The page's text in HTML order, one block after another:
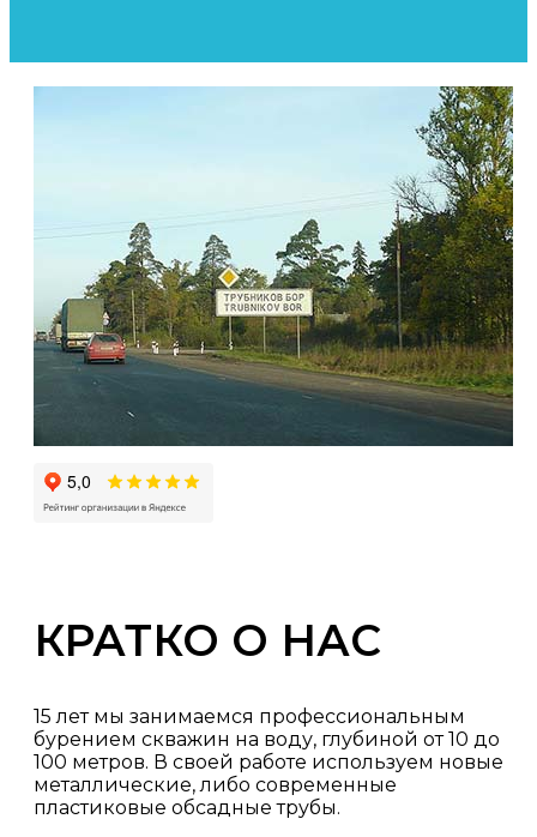
КРАТКО О НАС
15 лет мы занимаемся профессиональным
бурением скважин на воду, глубиной от 10 до
100 метров. В своей работе используем новые
металлические, либо современные
пластиковые обсадные трубы.